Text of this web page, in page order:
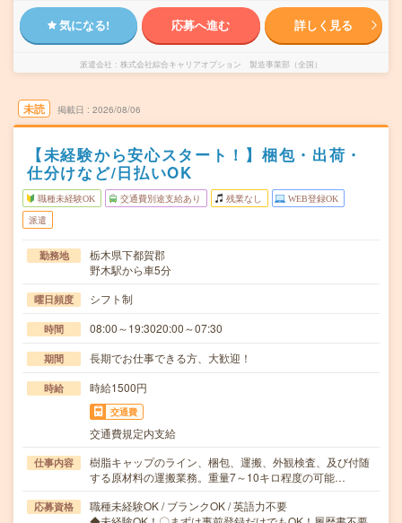
気になる! 応募へ進む 詳しく見る
派遣会社 株式会社綜合キャリアオプション 製造事業部（全国）
未読 掲載日 2026/08/06
【未経験から安心スタート！】梱包・出荷・
仕分けなど/日払いOK
職種未経験OK 交通費別途支給あり 残業なし WEB登録OK
派遣
勤務地
栃木県下都賀郡
野木駅から車5分
曜日頻度 シフト制
時間 08:00～19:3020:00～07:30
期間 長期でお仕事できる方、大歓迎！
時給 時給1500円
交通費
交通費規定内支給
仕事内容
樹脂キャップのライン、梱包、運搬、外観検査、及び付随
する原材料の運搬業務。重量7～10キロ程度の可能…
応募資格
職種未経験OK / ブランクOK / 英語力不要